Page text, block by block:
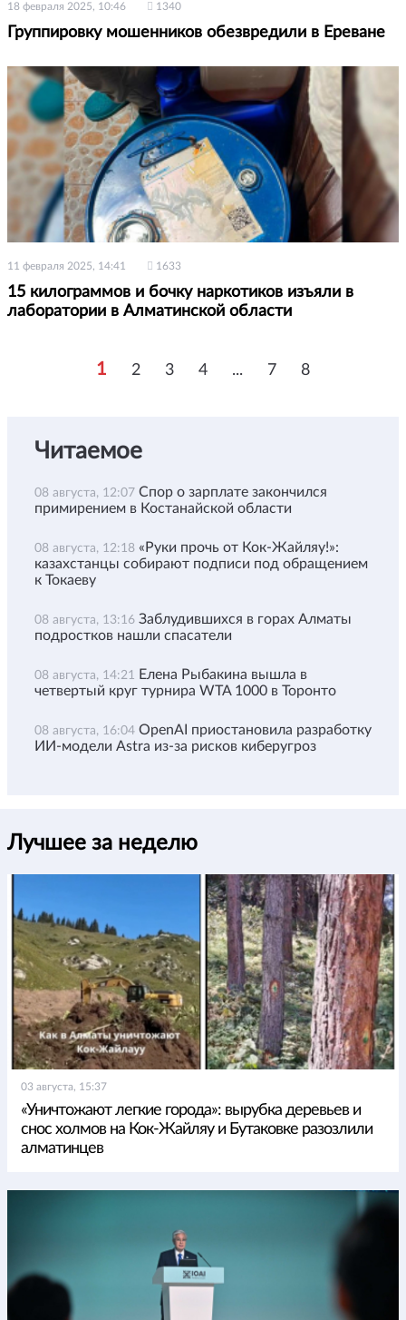
18 февраля 2025, 10:46 1340
Группировку мошенников обезвредили в Ереване
11 февраля 2025, 14:41 1633
15 килограммов и бочку наркотиков изъяли в
лаборатории в Алматинской области
1 2 3 4 ... 7 8
Читаемое
08 августа, 12:07 Спор о зарплате закончился
примирением в Костанайской области
08 августа, 12:18 «Руки прочь от Кок-Жайляу!»:
казахстанцы собирают подписи под обращением
к Токаеву
08 августа, 13:16 Заблудившихся в горах Алматы
подростков нашли спасатели
08 августа, 14:21 Елена Рыбакина вышла в
четвертый круг турнира WTA 1000 в Торонто
08 августа, 16:04 OpenAI приостановила разработку
ИИ-модели Astra из-за рисков киберугроз
Лучшее за неделю
03 августа, 15:37
«Уничтожают легкие города»: вырубка деревьев и
снос холмов на Кок-Жайляу и Бутаковке разозлили
алматинцев